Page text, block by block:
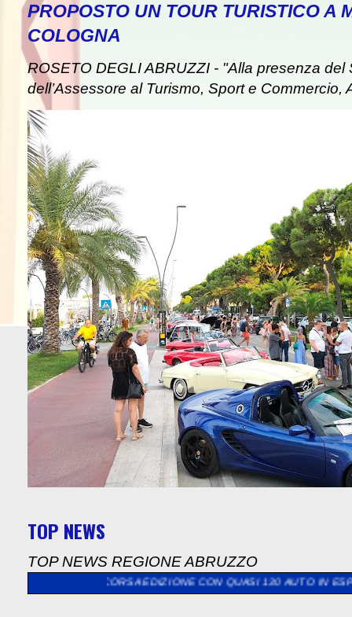
PROPOSTO UN TOUR TURISTICO A
COLOGNA
ROSETO DEGLI ABRUZZI - "Alla presenza
dell’Assessore al Turismo, Sport e Commercio,
TOP NEWS
TOP NEWS REGIONE ABRUZZO
EDIZIONE CON QUASI 130 AUTO IN ESPOSIZIONE